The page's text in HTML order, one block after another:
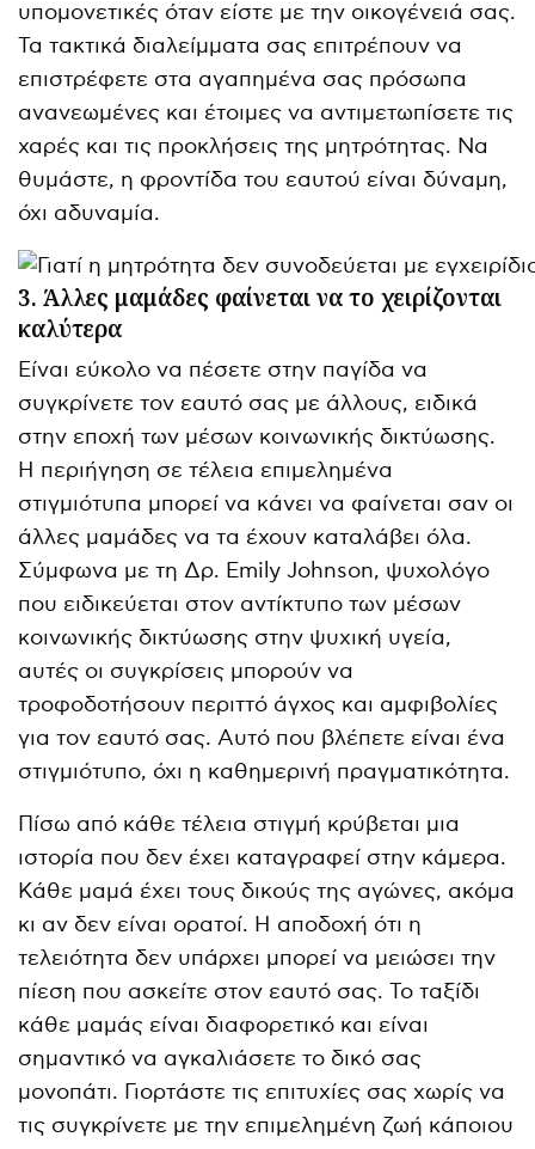
υπομονετικές όταν είστε με την οικογένειά σας.
Τα τακτικά διαλείμματα σας επιτρέπουν να
επιστρέφετε στα αγαπημένα σας πρόσωπα
ανανεωμένες και έτοιμες να αντιμετωπίσετε τις
χαρές και τις προκλήσεις της μητρότητας. Να
θυμάστε, η φροντίδα του εαυτού είναι δύναμη,
όχι αδυναμία.
3. Άλλες μαμάδες φαίνεται να το χειρίζονται
καλύτερα
Είναι εύκολο να πέσετε στην παγίδα να
συγκρίνετε τον εαυτό σας με άλλους, ειδικά
στην εποχή των μέσων κοινωνικής δικτύωσης.
Η περιήγηση σε τέλεια επιμελημένα
στιγμιότυπα μπορεί να κάνει να φαίνεται σαν οι
άλλες μαμάδες να τα έχουν καταλάβει όλα.
Σύμφωνα με τη Δρ. Emily Johnson, ψυχολόγο
που ειδικεύεται στον αντίκτυπο των μέσων
κοινωνικής δικτύωσης στην ψυχική υγεία,
αυτές οι συγκρίσεις μπορούν να
τροφοδοτήσουν περιττό άγχος και αμφιβολίες
για τον εαυτό σας. Αυτό που βλέπετε είναι ένα
στιγμιότυπο, όχι η καθημερινή πραγματικότητα.
Πίσω από κάθε τέλεια στιγμή κρύβεται μια
ιστορία που δεν έχει καταγραφεί στην κάμερα.
Κάθε μαμά έχει τους δικούς της αγώνες, ακόμα
κι αν δεν είναι ορατοί. Η αποδοχή ότι η
τελειότητα δεν υπάρχει μπορεί να μειώσει την
πίεση που ασκείτε στον εαυτό σας. Το ταξίδι
κάθε μαμάς είναι διαφορετικό και είναι
σημαντικό να αγκαλιάσετε το δικό σας
μονοπάτι. Γιορτάστε τις επιτυχίες σας χωρίς να
τις συγκρίνετε με την επιμελημένη ζωή κάποιου